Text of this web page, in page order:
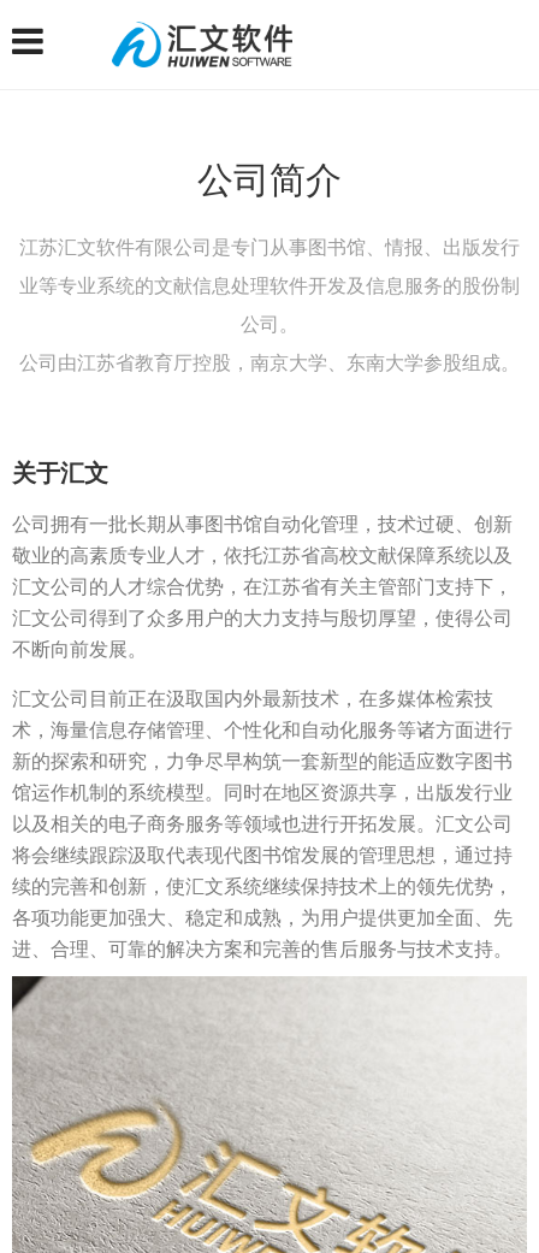
公司简介
江苏汇文软件有限公司是专门从事图书馆、情报、出版发行
业等专业系统的文献信息处理软件开发及信息服务的股份制
公司。
公司由江苏省教育厅控股，南京大学、东南大学参股组成。
关于汇文
公司拥有一批长期从事图书馆自动化管理，技术过硬、创新
敬业的高素质专业人才，依托江苏省高校文献保障系统以及
汇文公司的人才综合优势，在江苏省有关主管部门支持下，
汇文公司得到了众多用户的大力支持与殷切厚望，使得公司
不断向前发展。
汇文公司目前正在汲取国内外最新技术，在多媒体检索技
术，海量信息存储管理、个性化和自动化服务等诸方面进行
新的探索和研究，力争尽早构筑一套新型的能适应数字图书
馆运作机制的系统模型。同时在地区资源共享，出版发行业
以及相关的电子商务服务等领域也进行开拓发展。汇文公司
将会继续跟踪汲取代表现代图书馆发展的管理思想，通过持
续的完善和创新，使汇文系统继续保持技术上的领先优势，
各项功能更加强大、稳定和成熟，为用户提供更加全面、先
进、合理、可靠的解决方案和完善的售后服务与技术支持。